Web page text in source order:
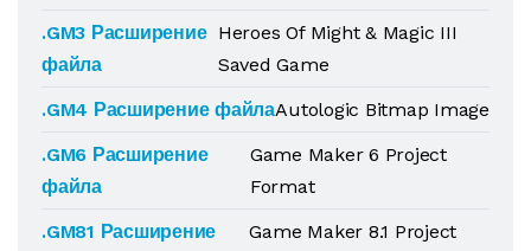
.GM3 Расширение
файла
Heroes Of Might & Magic III
Saved Game
.GM4 Расширение файлаAutologic Bitmap Image
.GM6 Расширение
файла
Game Maker 6 Project
Format
.GM81 Расширение
Game Maker 8.1 Project